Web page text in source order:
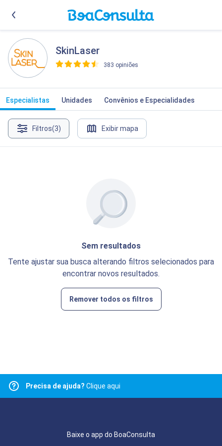
SkinLaser
383 opiniões
Especialistas Unidades Convênios e Especialidades
Filtros(3) Exibir mapa
Sem resultados
Tente ajustar sua busca alterando filtros selecionados para
encontrar novos resultados.
Remover todos os filtros
Precisa de ajuda? Clique aqui
Baixe o app do BoaConsulta